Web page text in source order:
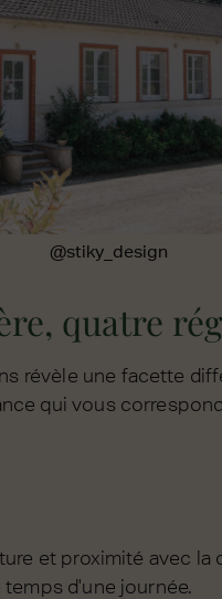
@stiky_design
quatre
révèle une facette
qui vous
et proximité avec la
d'une journée.